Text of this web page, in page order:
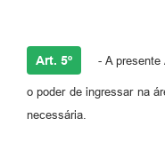
Art. 5º - A
o poder de ingressar na
necessária.